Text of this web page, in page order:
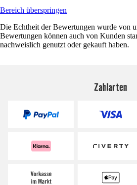
Bereich überspringen
Die Echtheit der Bewertungen wurde von
Bewertungen können auch von Kunden
nachweislich genutzt oder gekauft haben.
Zahlarten